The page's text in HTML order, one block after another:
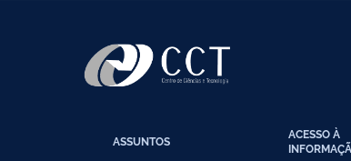
ASSUNTOS
ACESSO À